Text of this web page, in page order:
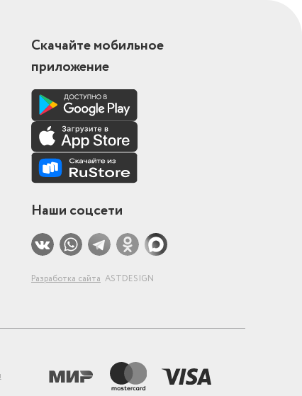
Скачайте мобильное
приложение
Наши соцсети
Разработка сайта ASTDESIGN